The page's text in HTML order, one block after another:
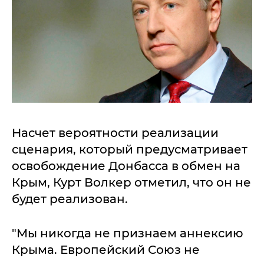
Насчет вероятности реализации
сценария, который предусматривает
освобождение Донбасса в обмен на
Крым, Курт Волкер отметил, что он не
будет реализован.
"Мы никогда не признаем аннексию
Крыма. Европейский Союз не